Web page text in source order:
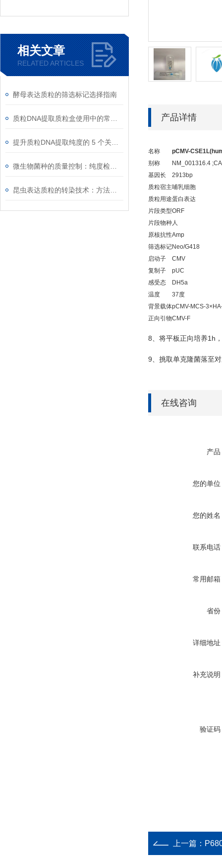
相关文章
RELATED ARTICLES
酵母表达质粒的筛选标记选择指南
产品详情
名称
pCMV-
别称
NM_001316.4
基因长
2913bp
质粒宿主哺乳细胞
质粒用途蛋白表达
片段类型ORF
片段物种人
原核抗性Amp
筛选标记Neo/G418
启动子
CMV
复制子
pUC
感受态
DH5a
温度
37度
背景载体pCMV-MCS-
正向引物CMV-F
8、将平板正向培养1h
9、挑取单克隆菌落至
在线咨询
产品
您的单位
您的姓名
联系电话
常用邮箱
省份
详细地址
补充说明
验证码
上一篇：